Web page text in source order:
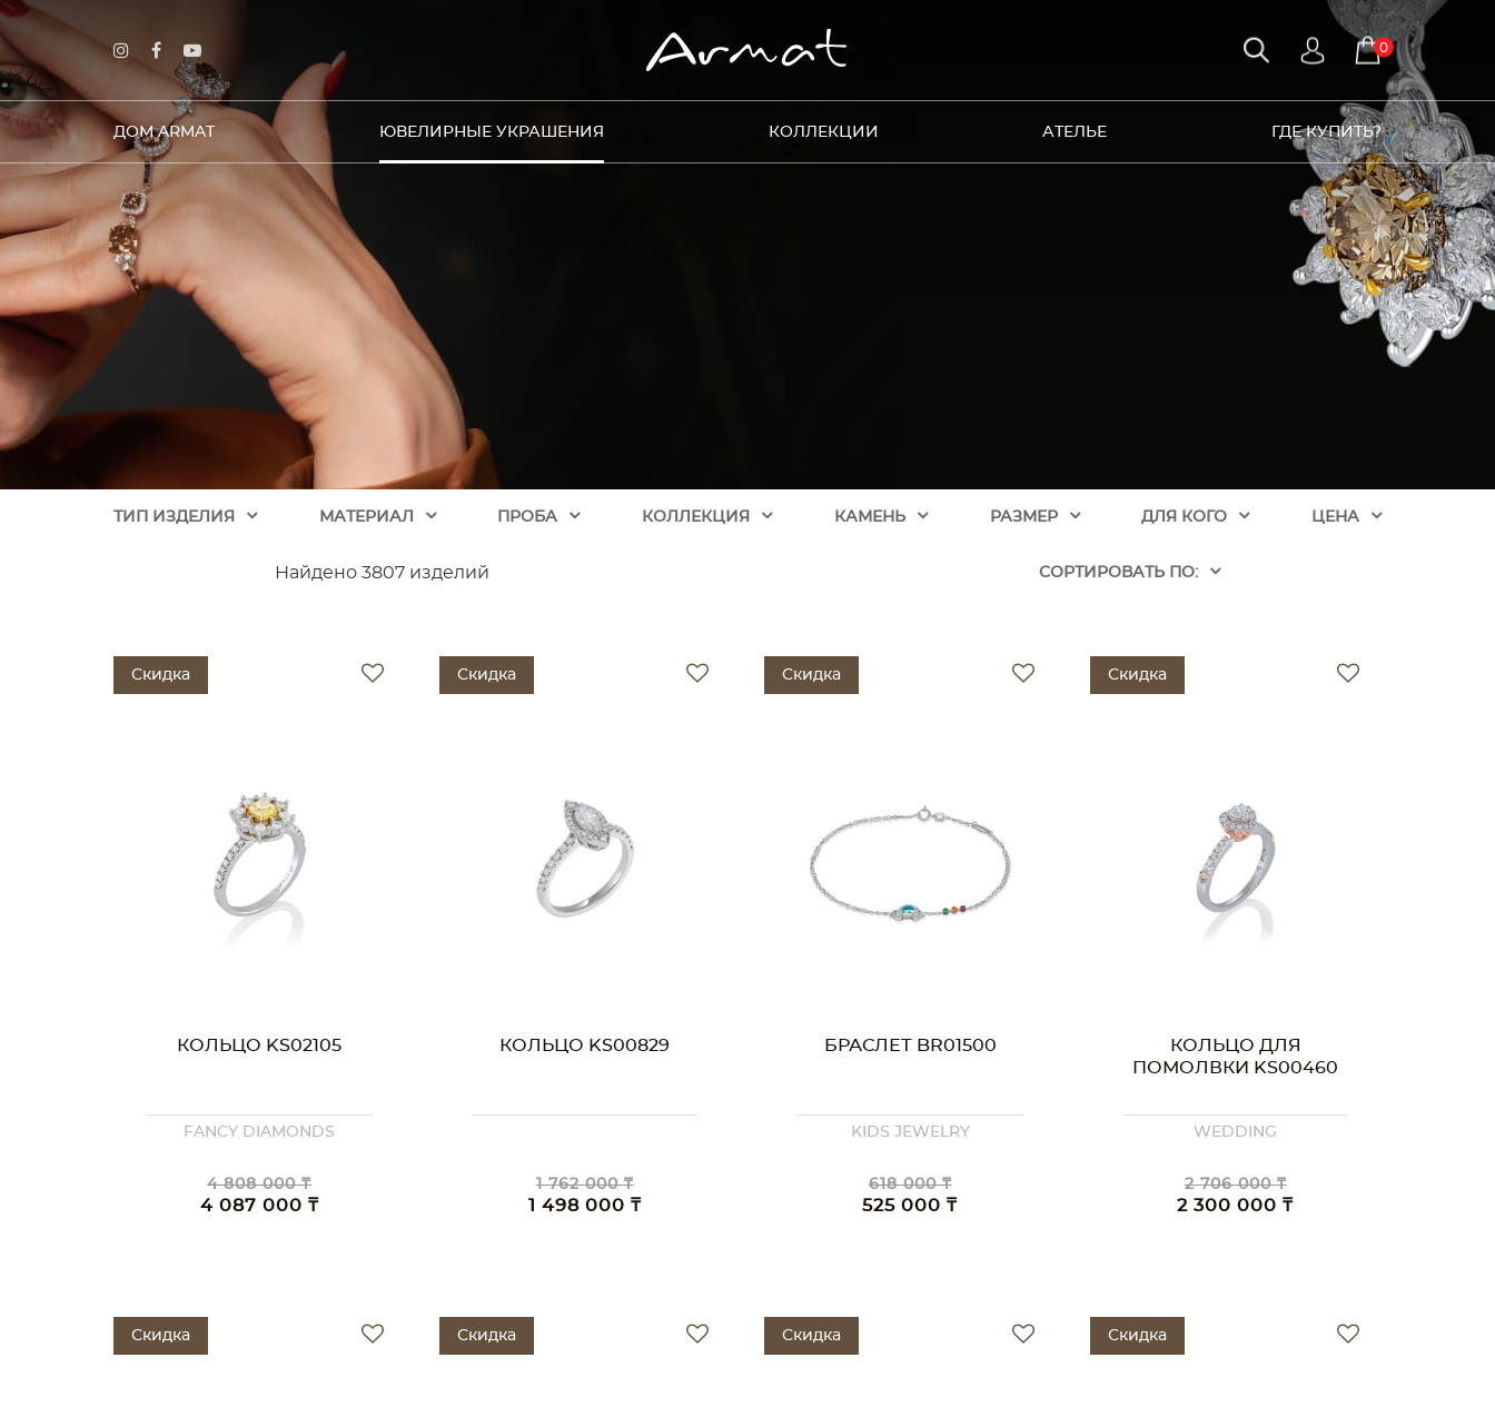
0
ДОМ ARMAT ЮВЕЛИРНЫЕ УКРАШЕНИЯ КОЛЛЕКЦИИ АТЕЛЬЕ ГДЕ КУПИТЬ?
ТИП ИЗДЕЛИЯ МАТЕРИАЛ ПРОБА КОЛЛЕКЦИЯ КАМЕНЬ РАЗМЕР ДЛЯ КОГО ЦЕНА
Найдено 3807 изделий CОРТИРОВАТЬ ПО:
Скидка
КОЛЬЦО KS02105
FANCY DIAMONDS
4 808 000 ₸
4 087 000 ₸
Скидка
КОЛЬЦО KS00829
1 762 000 ₸
1 498 000 ₸
Скидка
БРАСЛЕТ BR01500
KIDS JEWELRY
618 000 ₸
525 000 ₸
Скидка
КОЛЬЦО ДЛЯ
ПОМОЛВКИ KS00460
WEDDING
2 706 000 ₸
2 300 000 ₸
Скидка Скидка Скидка Скидка